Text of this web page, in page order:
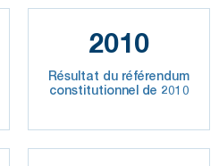
2010
Résultat du référendum
constitutionnel de 2010